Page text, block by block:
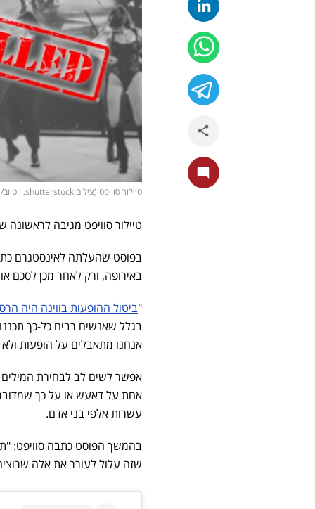
טיילור סוויפט (צילום shutterstock, יוטיוב/ Taylor Swift)
טיילור סוויפט מגיבה
בפוסט שהעלתה לאינסטגרם
באירופה, ורק לאחר מכן לסכם
"ביטול ההופעות בווינה היה
בגלל שאנשים רבים כל-כך
אנחנו מתאבלים על הופעות
אפשר לשים לב לבחירת
אחת על דאעש או על כך שמדובר
עשרות אלפי בני אדם.
בהמשך הפוסט כתבה סוויפט:
שזה עלול לעורר את אלה